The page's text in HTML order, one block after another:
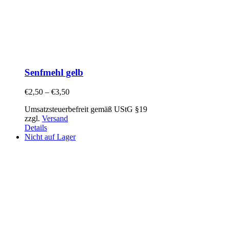
Senfmehl gelb
€2,50 – €3,50
Umsatzsteuerbefreit gemäß UStG §19
zzgl. Versand
Details
Nicht auf Lager